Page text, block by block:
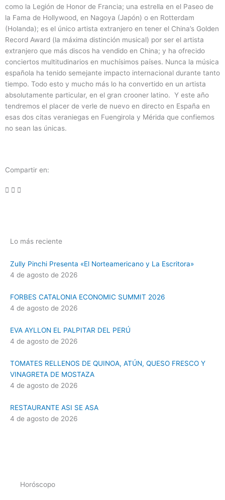
como la Legión de Honor de Francia; una estrella en el Paseo de
la Fama de Hollywood, en Nagoya (Japón) o en Rotterdam
(Holanda); es el único artista extranjero en tener el China’s Golden
Record Award (la máxima distinción musical) por ser el artista
extranjero que más discos ha vendido en China; y ha ofrecido
conciertos multitudinarios en muchísimos países. Nunca la música
española ha tenido semejante impacto internacional durante tanto
tiempo. Todo esto y mucho más lo ha convertido en un artista
absolutamente particular, en el gran crooner latino. Y este año
tendremos el placer de verle de nuevo en directo en España en
esas dos citas veraniegas en Fuengirola y Mérida que confiemos
no sean las únicas.
Compartir en:
Lo más reciente
Zully Pinchi Presenta «El Norteamericano y La Escritora»
4 de agosto de 2026
FORBES CATALONIA ECONOMIC SUMMIT 2026
4 de agosto de 2026
EVA AYLLON EL PALPITAR DEL PERÚ
4 de agosto de 2026
TOMATES RELLENOS DE QUINOA, ATÚN, QUESO FRESCO Y
VINAGRETA DE MOSTAZA
4 de agosto de 2026
RESTAURANTE ASI SE ASA
4 de agosto de 2026
Horóscopo